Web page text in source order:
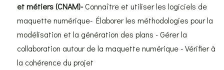
et métiers (CNAM)-Connaître et utiliser les logiciels de
maquette numérique- Élaborer les méthodologies pour la
modélisation et la génération des plans - Gérer la
collaboration autour de la maquette numérique - Vérifier à
la cohérence du projet